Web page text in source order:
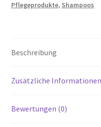
Shampoo
Meadowsweet,
Pack
236
Pflegeprodukte, Shampoos
Beschreibung
Zusätzliche Informationen
Bewertungen (0)